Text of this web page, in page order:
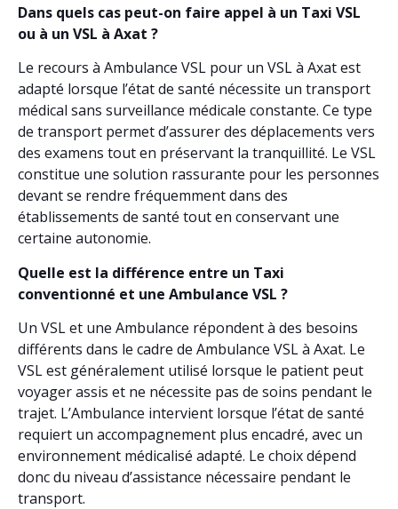
Dans quels cas peut-on faire appel à un Taxi VSL
ou à un VSL à Axat ?
Le recours à Ambulance VSL pour un VSL à Axat est
adapté lorsque l’état de santé nécessite un transport
médical sans surveillance médicale constante. Ce type
de transport permet d’assurer des déplacements vers
des examens tout en préservant la tranquillité. Le VSL
constitue une solution rassurante pour les personnes
devant se rendre fréquemment dans des
établissements de santé tout en conservant une
certaine autonomie.
Quelle est la différence entre un Taxi
conventionné et une Ambulance VSL ?
Un VSL et une Ambulance répondent à des besoins
différents dans le cadre de Ambulance VSL à Axat. Le
VSL est généralement utilisé lorsque le patient peut
voyager assis et ne nécessite pas de soins pendant le
trajet. L’Ambulance intervient lorsque l’état de santé
requiert un accompagnement plus encadré, avec un
environnement médicalisé adapté. Le choix dépend
donc du niveau d’assistance nécessaire pendant le
transport.